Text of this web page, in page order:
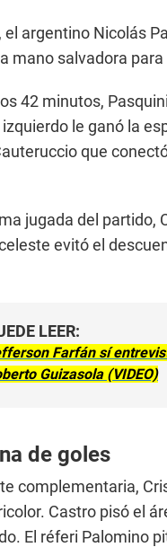
el argentino Nicolás
mano salvadora
42 minutos,
le ganó la
que
jugada del partido,
evitó el
LEER:
Farfán sí
Guizasola (VIDEO)
de goles
complementaria,
Castro pisó el
El réferi Palomino